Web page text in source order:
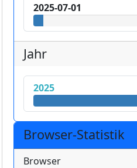
2025-07-01
Jahr
2025
Browser-Statistik
Browser